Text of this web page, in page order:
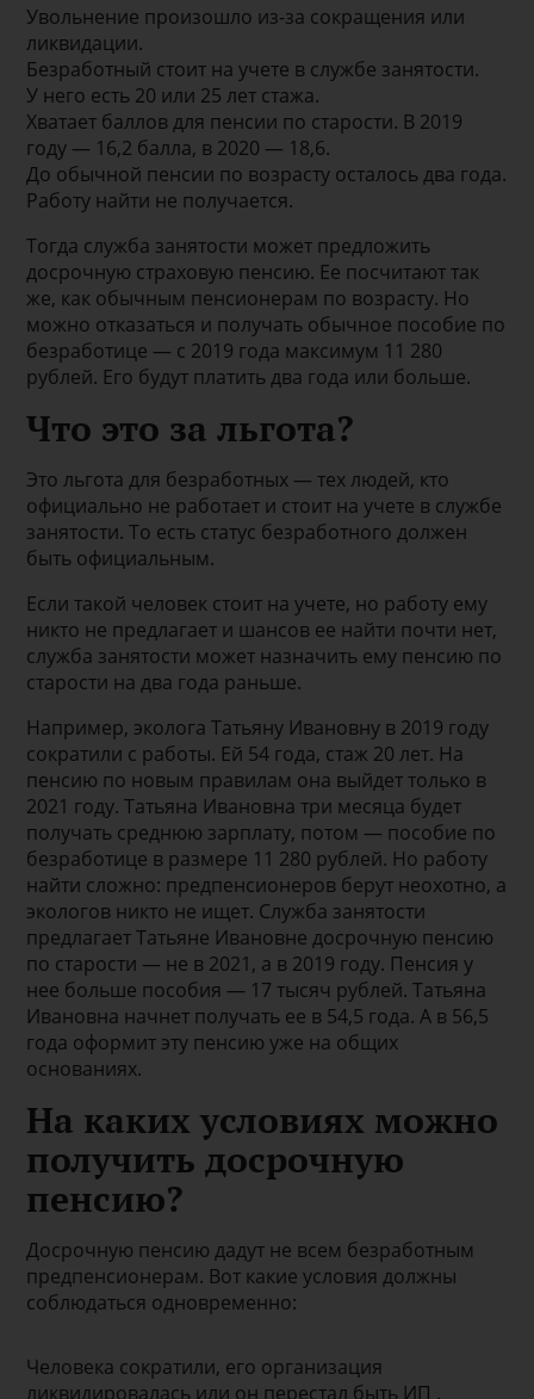
Увольнение произошло из-за сокращения или
ликвидации.
Безработный стоит на учете в службе занятости.
У него есть 20 или 25 лет стажа.
Хватает баллов для пенсии по старости. В 2019
году — 16,2 балла, в 2020 — 18,6.
До обычной пенсии по возрасту осталось два года.
Работу найти не получается.
Тогда служба занятости может предложить
досрочную страховую пенсию. Ее посчитают так
же, как обычным пенсионерам по возрасту. Но
можно отказаться и получать обычное пособие по
безработице — с 2019 года максимум 11 280
рублей. Его будут платить два года или больше.
Что это за льгота?
Это льгота для безработных — тех людей, кто
официально не работает и стоит на учете в службе
занятости. То есть статус безработного должен
быть официальным.
Если такой человек стоит на учете, но работу ему
никто не предлагает и шансов ее найти почти нет,
служба занятости может назначить ему пенсию по
старости на два года раньше.
Например, эколога Татьяну Ивановну в 2019 году
сократили с работы. Ей 54 года, стаж 20 лет. На
пенсию по новым правилам она выйдет только в
2021 году. Татьяна Ивановна три месяца будет
получать среднюю зарплату, потом — пособие по
безработице в размере 11 280 рублей. Но работу
найти сложно: предпенсионеров берут неохотно, а
экологов никто не ищет. Служба занятости
предлагает Татьяне Ивановне досрочную пенсию
по старости — не в 2021, а в 2019 году. Пенсия у
нее больше пособия — 17 тысяч рублей. Татьяна
Ивановна начнет получать ее в 54,5 года. А в 56,5
года оформит эту пенсию уже на общих
основаниях.
На каких условиях можно
получить досрочную
пенсию?
Досрочную пенсию дадут не всем безработным
предпенсионерам. Вот какие условия должны
соблюдаться одновременно:
Человека сократили, его организация
ликвидировалась или он перестал быть ИП .